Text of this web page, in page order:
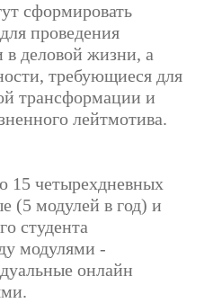
сформировать
проведения
деловой жизни, а
требующиеся для
трансформации и
лейтмотива.
15 четырехдневных
(5 модулей в год) и
студента
модулями -
онлайн